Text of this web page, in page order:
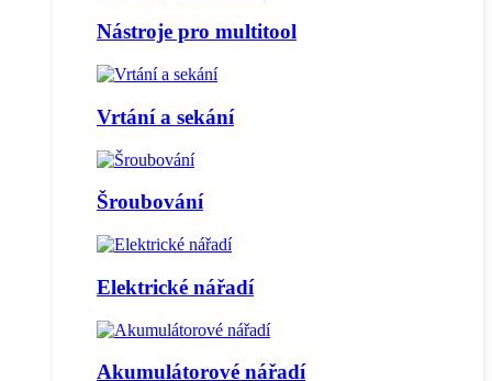
Nástroje pro multitool
Vrtání a sekání
Šroubování
Elektrické nářadí
Akumulátorové nářadí